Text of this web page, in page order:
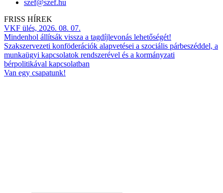
szef@szef.hu
FRISS HÍREK
VKF ülés, 2026. 08. 07.
Mindenhol állítsák vissza a tagdíjlevonás lehetőségét!
Szakszervezeti konföderációk alapvetései a szociális párbeszéddel, a
munkaügyi kapcsolatok rendszerével és a kormányzati
bérpolitikával kapcsolatban
Van egy csapatunk!